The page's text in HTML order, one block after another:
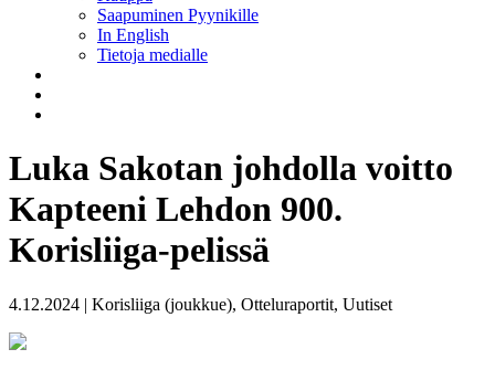
Saapuminen Pyynikille
In English
Tietoja medialle
Luka Sakotan johdolla voitto
Kapteeni Lehdon 900.
Korisliiga-pelissä
4.12.2024 | Korisliiga (joukkue), Otteluraportit, Uutiset